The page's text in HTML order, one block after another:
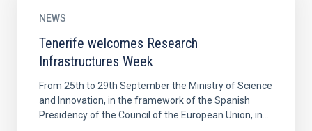
NEWS
Tenerife welcomes Research
Infrastructures Week
From 25th to 29th September the Ministry of Science
and Innovation, in the framework of the Spanish
Presidency of the Council of the European Union, in...